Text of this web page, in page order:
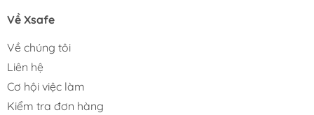
Về Xsafe
Về chúng tôi
Liên hệ
Cơ hội việc làm
Kiểm tra đơn hàng